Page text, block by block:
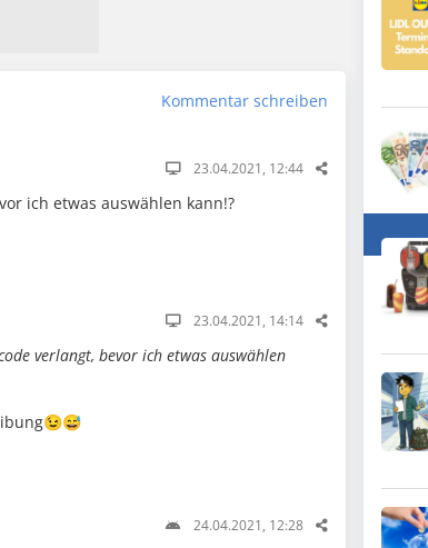
Kommentar schreiben
23.04.2021, 12:44
ich etwas auswählen kann!?
23.04.2021, 14:14
verlangt, bevor ich etwas auswählen
24.04.2021, 12:28